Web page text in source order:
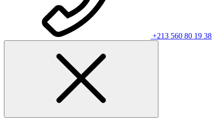
+213 560 80 19 38